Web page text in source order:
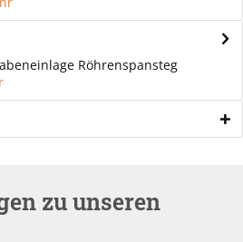
Röhrenspansteg
zu unseren